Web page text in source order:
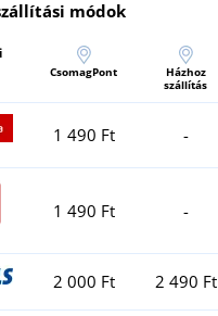
módok
CsomagPont
Házhoz
szállítás
1 490 Ft -
1 490 Ft -
2 000 Ft 2 490 Ft